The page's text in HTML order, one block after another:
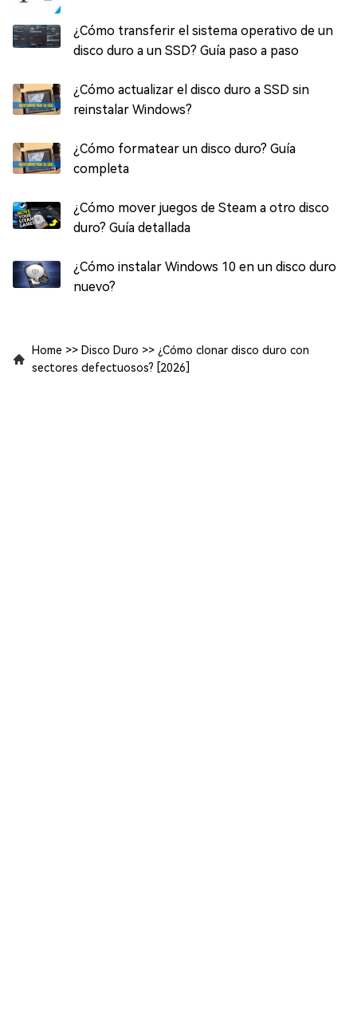
¿Cómo transferir el sistema operativo de un
disco duro a un SSD? Guía paso a paso
¿Cómo actualizar el disco duro a SSD sin
reinstalar Windows?
¿Cómo formatear un disco duro? Guía
completa
¿Cómo mover juegos de Steam a otro disco
duro? Guía detallada
¿Cómo instalar Windows 10 en un disco duro
nuevo?
Home >> Disco Duro >> ¿Cómo clonar disco duro con
sectores defectuosos? [2026]